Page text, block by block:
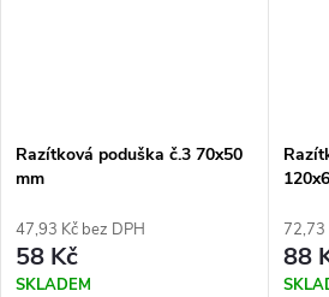
Razítková poduška č.3 70x50
mm
47,93 Kč bez DPH
58 Kč
SKLADEM
72,73
88